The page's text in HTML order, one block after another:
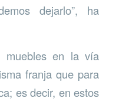
dejarlo”, ha
muebles en la vía
franja que para
es decir, en estos